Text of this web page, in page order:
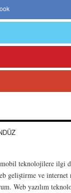
teknolojilere ilgi
geliştirme ve internet
Web yazılım